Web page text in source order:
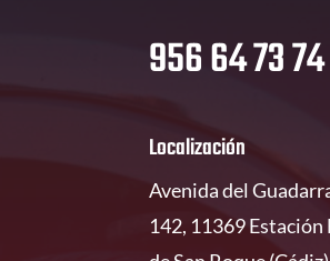
956 64 73
Localización
Avenida del
142, 11369 Estación